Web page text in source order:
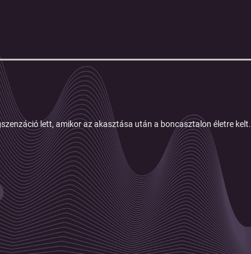
lett, amikor az akasztása után a boncasztalon életre kelt.